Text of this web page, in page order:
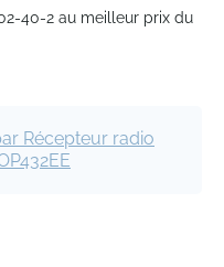
40-2 au meilleur prix du
Récepteur radio